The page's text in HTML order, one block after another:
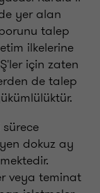
yer alan
talep
ilkelerine
için zaten
de talep
dokuz ay
veya teminat